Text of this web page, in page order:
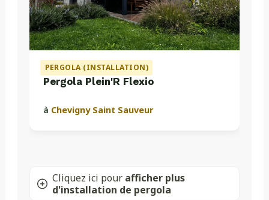
PERGOLA (INSTALLATION)
Pergola Plein'R Flexio
à Chevigny Saint Sauveur
Cliquez ici pour afficher plus
d'installation de pergola